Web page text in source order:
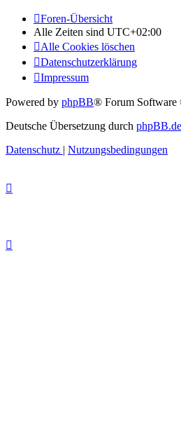
Foren-Übersicht
Alle Zeiten sind UTC+02:00
Alle Cookies löschen
Datenschutzerklärung
Impressum
Powered by phpBB® Forum
Deutsche Übersetzung durch phpBB.de
Datenschutz | Nutzungsbedingungen